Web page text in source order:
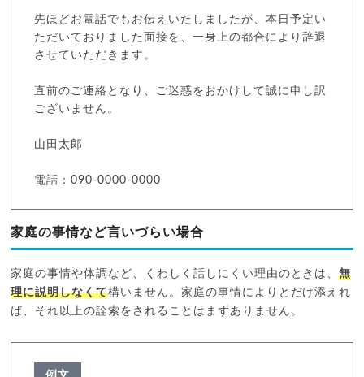
先ほどお電話でもお伝えいたしましたが、本日予定い
ただいておりました面接を、一身上の都合により辞退
させていただきます。
直前のご連絡となり、ご迷惑をおかけして誠に申し訳
ございません。
山田太郎
電話：090-0000-0000
家庭の事情など言いづらい場合
家庭の事情や体調など、くわしく話しにくい理由のときは、無
理に説明しなくて構いません。家庭の事情によりとだけ添えれ
ば、それ以上の詮索をされることはまずありません。